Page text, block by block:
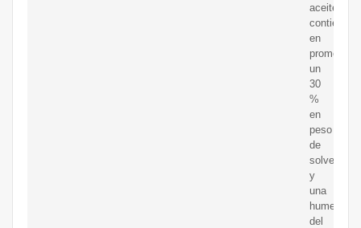
aceite
contiene,
en
promedio
un
30
%
en
peso
de
solvente
y
una
humedad
del